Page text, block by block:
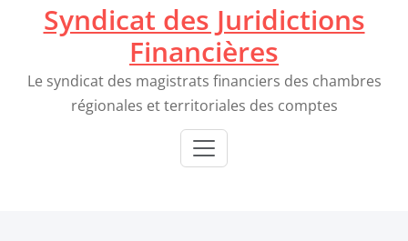
Syndicat des Juridictions
Financières
Le syndicat des magistrats financiers des chambres
régionales et territoriales des comptes